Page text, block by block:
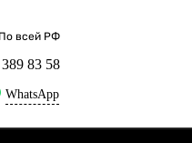
По всей РФ
83 58
WhatsApp